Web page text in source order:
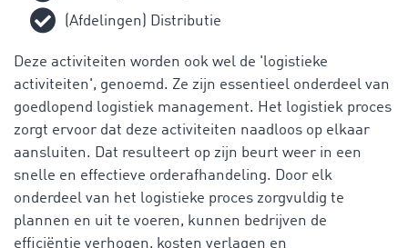
(Afdelingen) Distributie
Deze activiteiten worden ook wel de 'logistieke
activiteiten', genoemd. Ze zijn essentieel onderdeel van
goedlopend logistiek management. Het logistiek proces
zorgt ervoor dat deze activiteiten naadloos op elkaar
aansluiten. Dat resulteert op zijn beurt weer in een
snelle en effectieve orderafhandeling. Door elk
onderdeel van het logistieke proces zorgvuldig te
plannen en uit te voeren, kunnen bedrijven de
efficiëntie verhogen, kosten verlagen en